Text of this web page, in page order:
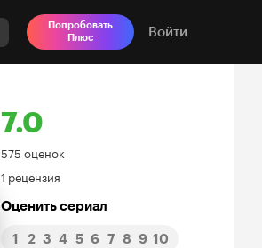
Попробовать
Плюс
Войти
7.0
Рейтинг
Кинопоиска
7.0
575 оценок
1 рецензия
Оценить сериал
1 2 3 4 5 6 7 8 9 10